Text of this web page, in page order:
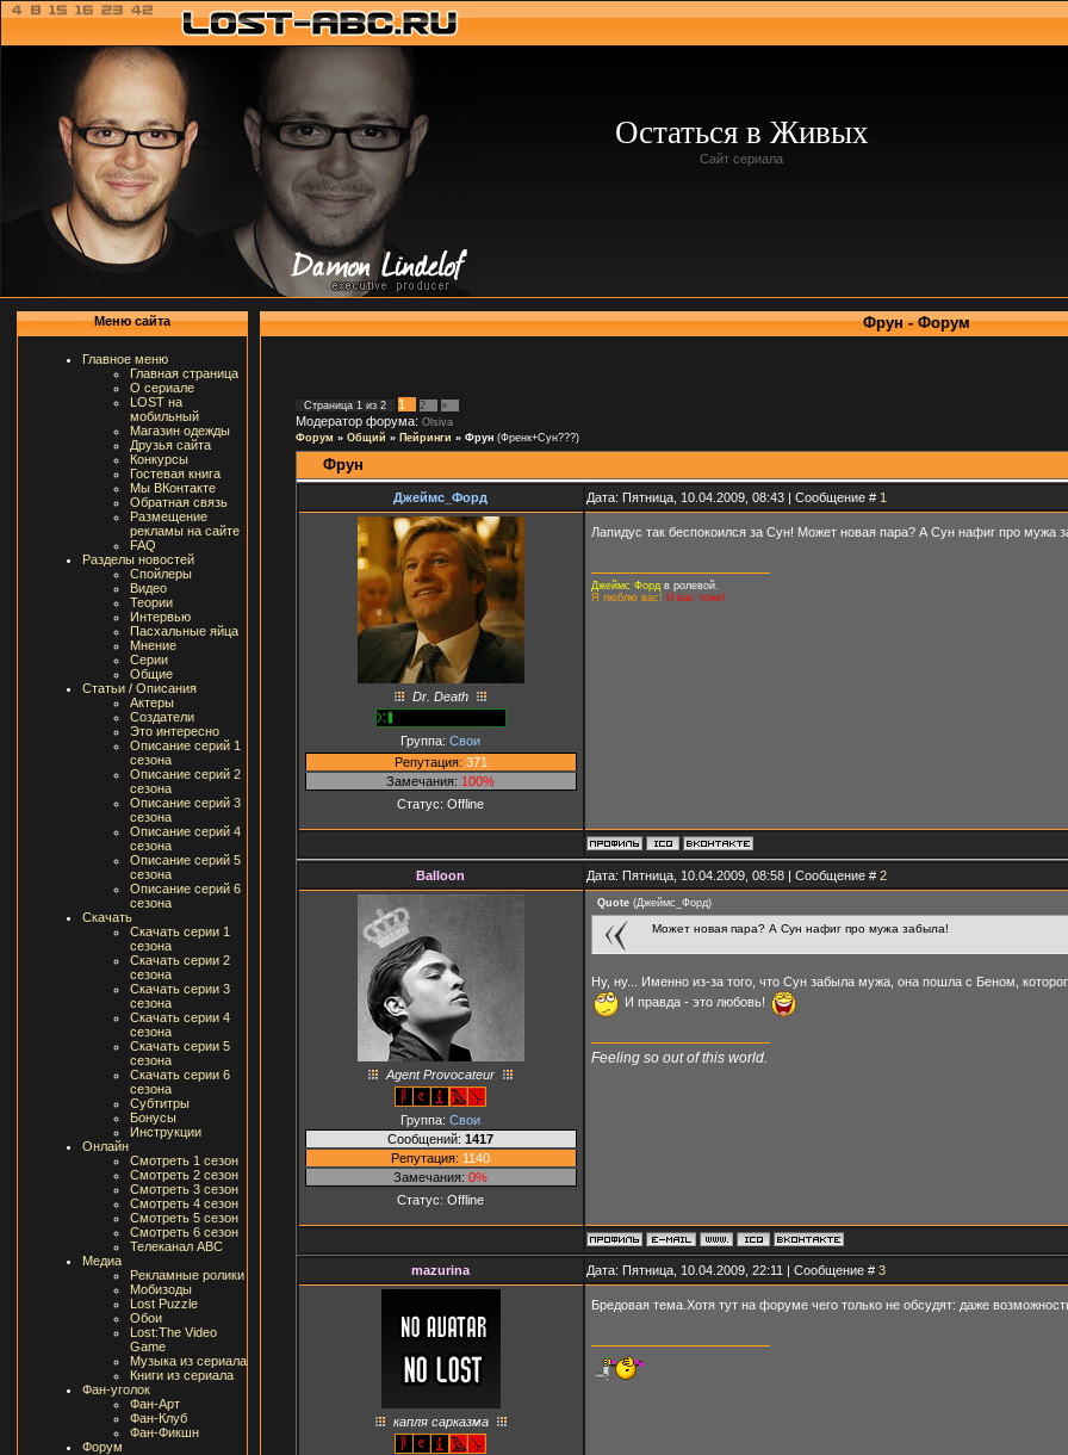
Остаться в Живых
Сайт сериала
Меню сайта
Главное меню
Главная страница
О сериале
LOST на
мобильный
Магазин одежды
Друзья сайта
Конкурсы
Гостевая книга
Мы ВКонтакте
Обратная связь
Размещение
рекламы на сайте
FAQ
Разделы новостей
Спойлеры
Видео
Теории
Интервью
Пасхальные яйца
Мнение
Серии
Общие
Статьи / Описания
Актеры
Создатели
Это интересно
Описание серий 1
сезона
Описание серий 2
сезона
Описание серий 3
сезона
Описание серий 4
сезона
Описание серий 5
сезона
Описание серий 6
сезона
Скачать
Скачать серии 1
сезона
Скачать серии 2
сезона
Скачать серии 3
сезона
Скачать серии 4
сезона
Скачать серии 5
сезона
Скачать серии 6
сезона
Субтитры
Бонусы
Инструкции
Онлайн
Смотреть 1 сезон
Смотреть 2 сезон
Смотреть 3 сезон
Смотреть 4 сезон
Смотреть 5 сезон
Смотреть 6 сезон
Телеканал ABC
Медиа
Рекламные ролики
Мобизоды
Lost Puzzle
Обои
Lost:The Video
Game
Музыка из сериала
Книги из сериала
Фан-уголок
Фан-Арт
Фан-Клуб
Фан-Фикшн
Форум
Фрун - Форум
Страница 1 из 2 1 2 »
Модератор форума: Olsiva
Форум » Общий » Пейринги » Фрун (Френк+Сун???)
Фрун
Джеймс_Форд Дата: Пятница, 10.04.2009, 08:43 | Сообщение # 1
Dr. Death
Группа: Свои
Репутация: 371
Замечания: 100%
Статус: Offline
Лапидус так беспокоился за Сун! Может новая пара? А Сун нафиг про
Джеймс Фордв ролевой.
Я люблю вас! И вас тоже!
Balloon Дата: Пятница, 10.04.2009, 08:58 | Сообщение # 2
Agent Provocateur
Группа: Свои
Сообщений: 1417
Репутация: 1140
Замечания: 0%
Статус: Offline
Quote(Джеймс_Форд)
Может новая пара? А Сун нафиг про мужа забыла!
Ну, ну... Именно из-за того, что Сун забыла мужа, она пошла с Беном,
И правда - это любовь!
Feeling so out of this world.
mazurina Дата: Пятница, 10.04.2009, 22:11 | Сообщение # 3
капля сарказма
Бредовая тема.Хотя тут на форуме чего только не обсудят: даже